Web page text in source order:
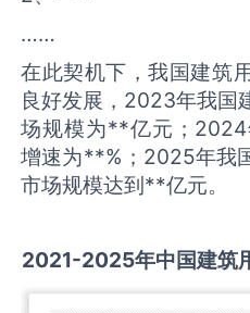
……
在此契机下，我国建筑
良好发展，2023年我国
场规模为**亿元；
增速为**%；2025年我
市场规模达到**亿元。
2021-2025年中国建筑